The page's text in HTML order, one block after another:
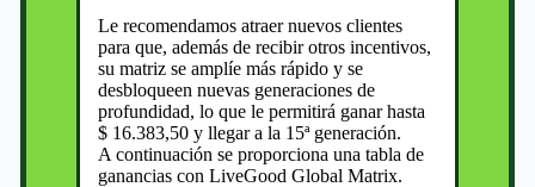
Le recomendamos atraer nuevos clientes
para que, además de recibir otros incentivos,
su matriz se amplíe más rápido y se
desbloqueen nuevas generaciones de
profundidad, lo que le permitirá ganar hasta
$ 16.383,50 y llegar a la 15ª generación.
A continuación se proporciona una tabla de
ganancias con LiveGood Global Matrix.